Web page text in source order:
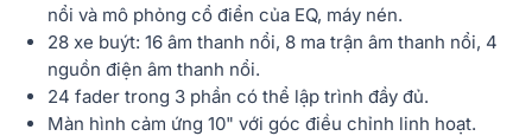
nổi và mô phỏng cổ điển của EQ, máy nén.
28 xe buýt: 16 âm thanh nổi, 8 ma trận âm thanh nổi, 4
nguồn điện âm thanh nổi.
24 fader trong 3 phần có thể lập trình đầy đủ.
Màn hình cảm ứng 10" với góc điều chỉnh linh hoạt.